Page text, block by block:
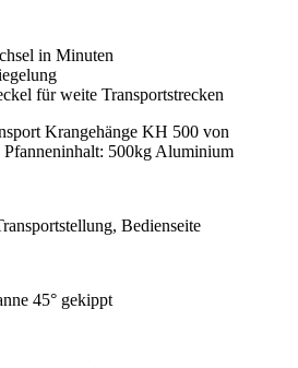
in Minuten
für weite Transportstrecken
Bedienseite
45° gekippt